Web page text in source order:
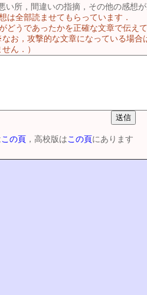
い所，間違いの指摘，その他の感想
は全部読ませてもらっています．
どうであったかを正確な文章で伝え
お，攻撃的な文章になっている場
ん．）
この頁 ，高校版はこの頁にあります